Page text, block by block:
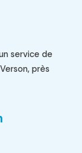
service de
près